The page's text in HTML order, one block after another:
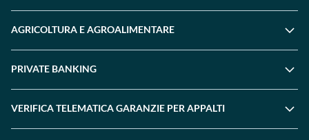
AGRICOLTURA E AGROALIMENTARE
PRIVATE BANKING
VERIFICA TELEMATICA GARANZIE PER APPALTI